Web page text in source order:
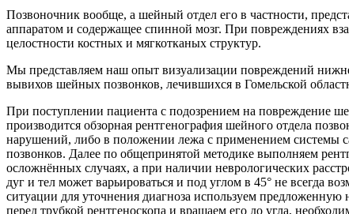
Позвоночник вообще, а шейный отдел его в частности,
аппаратом и содержащее спинной мозг. При повреждениях
целостности костных и мягкотканых структур.
Мы представляем наш опыт визуализации повреждений
вывихов шейных позвонков, лечившихся в Гомельской
При поступлении пациента с подозрением на повреждение
производится обзорная рентгенография шейного отдела
нарушений, либо в положении лежа с применением системы
позвонков. Далее по общепринятой методике выполняем
осложнённых случаях, а при наличии неврологических
дуг и тел может варьироваться и под углом в 45° не всегда
ситуации для уточнения диагноза используем
перед трубкой рентгеноскопа и вращаем его до угла,